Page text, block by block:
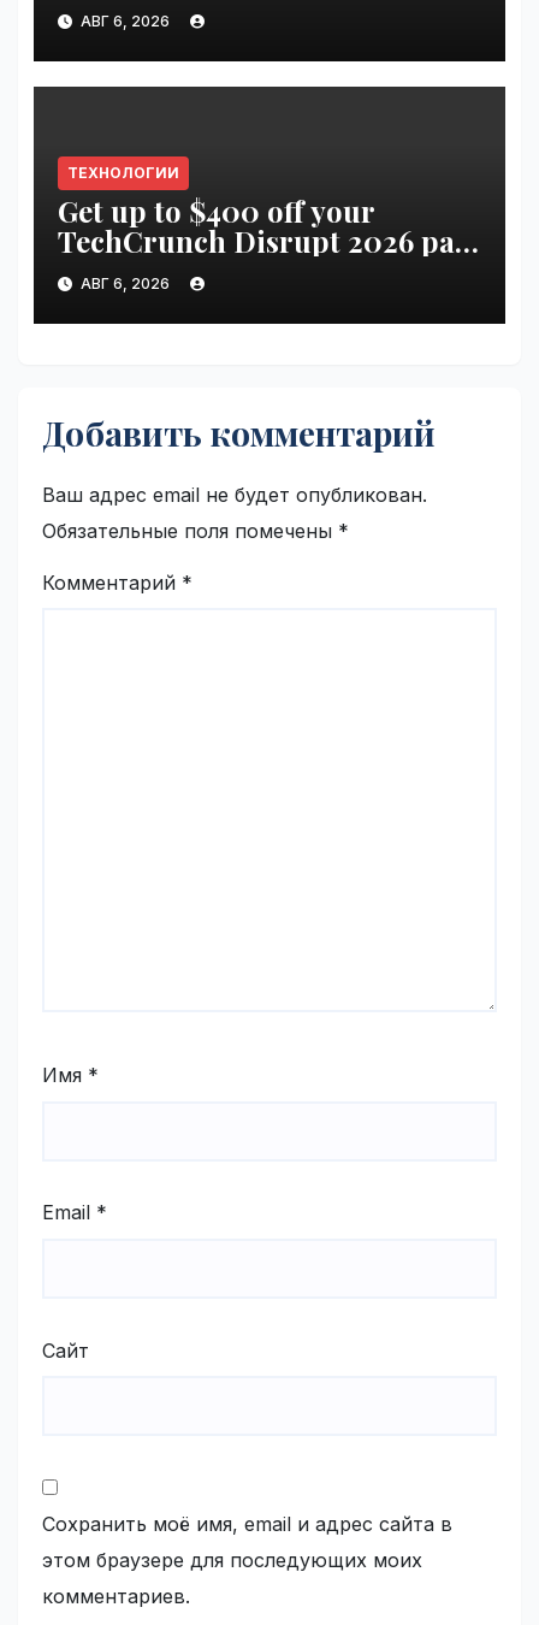
АВГ 6, 2026
ТЕХНОЛОГИИ
Get up to $400 off your
TechCrunch Disrupt 2026 pass
until Friday | VseTime.ru
АВГ 6, 2026
Добавить комментарий
Ваш адрес email не будет опубликован.
Обязательные поля помечены *
Комментарий *
Имя *
Email *
Сайт
Сохранить моё имя, email и адрес сайта в
этом браузере для последующих моих
комментариев.